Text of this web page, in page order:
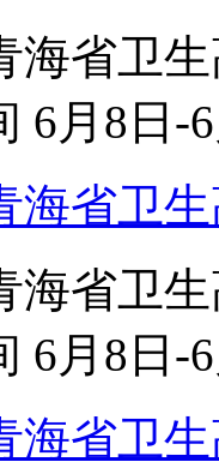
海省卫
6月8日-
海省卫
海省卫
6月8日-
海省卫